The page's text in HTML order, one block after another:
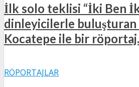
İlk solo teklisi “İki Ben
dinleyicilerle
Kocatepe ile bir
RÖPORTAJLAR